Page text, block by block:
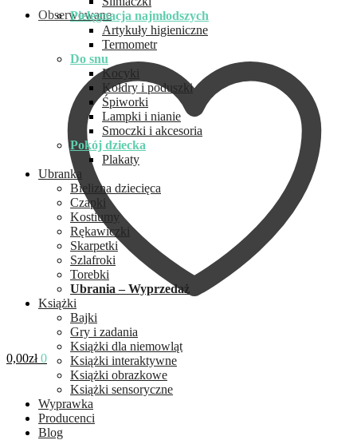
Obserwowane
0,00zł 0
Pielęgnacja najmłodszych
Artykuły higieniczne
Termometr
Do snu
Kocyki
Kołdry i poduszki
Śpiworki
Lampki i nianie
Smoczki i akcesoria
Pokój dziecka
Plakaty
Ubranka
Bielizna dziecięca
Czapki
Kostiumy
Rękawiczki
Skarpetki
Szlafroki
Torebki
Ubrania – Wyprzedaż
Książki
Bajki
Gry i zadania
Książki dla niemowląt
Książki interaktywne
Książki obrazkowe
Książki sensoryczne
Wyprawka
Producenci
Blog